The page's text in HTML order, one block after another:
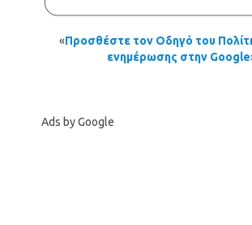
«Προσθέστε τον Οδηγό του
ενημέρωσης στην Google
Ads by Google